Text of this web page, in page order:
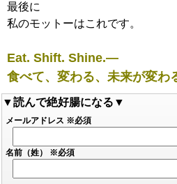
最後に
私のモットーはこれです。
Eat. Shift. Shine.—
食べて、変わる、未来が変わ
▼読んで絶好腸になる▼
メールアドレス ※必須
名前（姓） ※必須